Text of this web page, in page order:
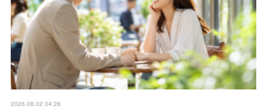
2026.08.02 04:28